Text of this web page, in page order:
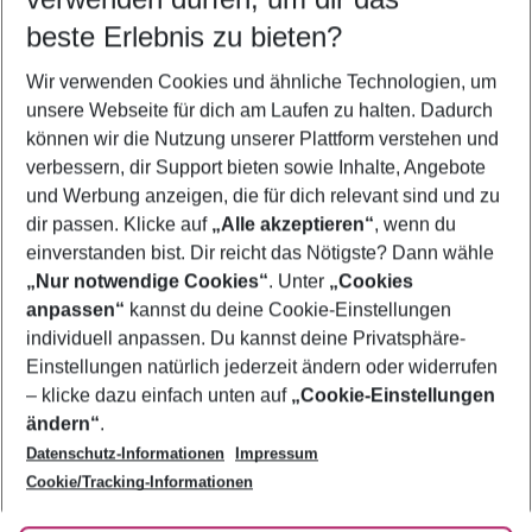
5-8 Nächte
2 Erwachsene Keine Kinder
Mehr Filter anzeigen
Footer
Footer navigation
Über uns
AGB
Bestpreisgarantie
Cookie-Einstellungen ändern
Cookie-Richtlinie
Agenturbetreuung
Barrierefreies Reisen
Folge uns
beste Erlebnis zu bieten?
Wir verwenden Cookies und ähnliche Technologien, um
unsere Webseite für dich am Laufen zu halten. Dadurch
können wir die Nutzung unserer Plattform verstehen und
verbessern, dir Support bieten sowie Inhalte, Angebote
und Werbung anzeigen, die für dich relevant sind und zu
dir passen. Klicke auf „Alle akzeptieren“, wenn du
einverstanden bist. Dir reicht das Nötigste? Dann wähle
„Nur notwendige Cookies“. Unter „Cookies
anpassen“ kannst du deine Cookie-Einstellungen
individuell anpassen. Du kannst deine Privatsphäre-
Einstellungen natürlich jederzeit ändern oder widerrufen
– klicke dazu einfach unten auf „Cookie-Einstellungen
ändern“.
Datenschutz-Informationen
Impressum
Cookie/Tracking-Informationen